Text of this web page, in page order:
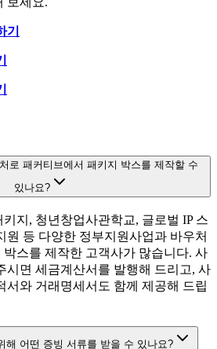
기
로 패커티브에서 패키지 박스를 제작할 수
있나요?
지, 청년창업사관학교, 글로벌 IP 스
원 등 다양한 정부지원사업과 바우처
스를 제작한 고객사가 많습니다. 사
시면 세금계산서를 발행해 드리고, 사
서와 거래명세서도 함께 제공해 드립
해 어떤 증빙 서류를 받을 수 있나요?